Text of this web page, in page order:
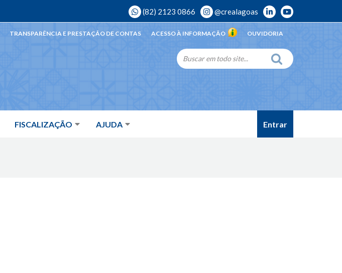
(82) 2123 0866 @crealagoas
FISCALIZAÇÃO AJUDA
OUVIDORIA
ACESSO À INFORMAÇÃO
TRANSPARÊNCIA E PRESTAÇÃO DE CONTAS
Entrar